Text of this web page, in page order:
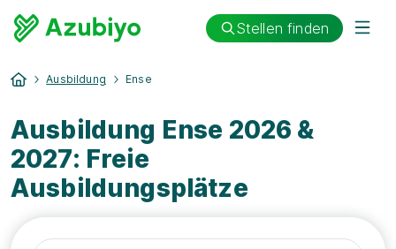
Stellen finden
Ausbildung Ense
Ausbildung Ense 2026 &
2027: Freie
Ausbildungsplätze